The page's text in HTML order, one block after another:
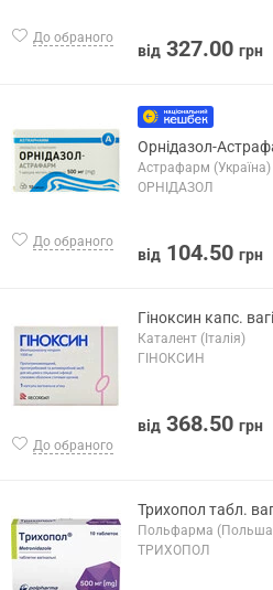
До обраного
від 327.00 грн
До обраного
Орнідазол-
Астрафарм (Україна)
ОРНІДАЗОЛ
від 104.50 грн
До обраного
Гіноксин капс.
Каталент (Італія)
ГІНОКСИН
від 368.50 грн
Трихопол табл.
Польфарма
ТРИХОПОЛ